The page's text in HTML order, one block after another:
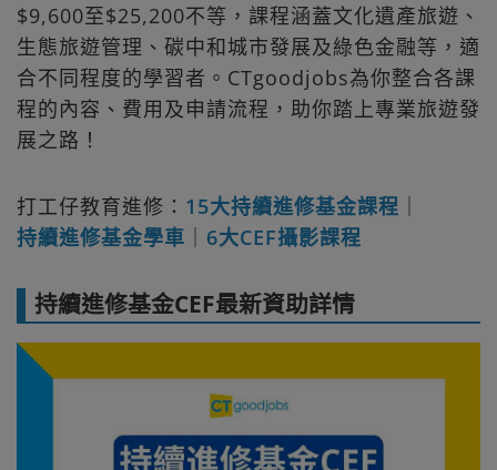
$9,600至$25,200不等，課程涵蓋文化遺產旅遊、
生態旅遊管理、碳中和城市發展及綠色金融等，適
合不同程度的學習者。CTgoodjobs為你整合各課
程的內容、費用及申請流程，助你踏上專業旅遊發
展之路！
打工仔教育進修： 15大持續進修基金課程
持續進修基金學車
6大CEF攝影課程
持續進修基金CEF最新資助詳情